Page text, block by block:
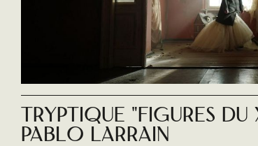
Tryptique "Figures du
Pablo Larrain